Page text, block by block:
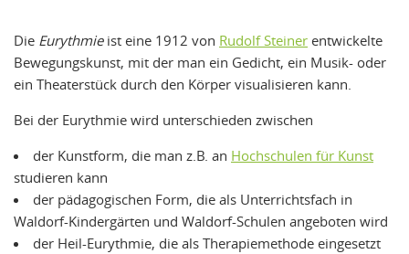
Die Eurythmie ist eine 1912 von Rudolf Steiner entwickelte
Bewegungskunst, mit der man ein Gedicht, ein Musik- oder
ein Theaterstück durch den Körper visualisieren kann.
Bei der Eurythmie wird unterschieden zwischen
der Kunstform, die man z.B. an Hochschulen für Kunst
studieren kann
der pädagogischen Form, die als Unterrichtsfach in
Waldorf-Kindergärten und Waldorf-Schulen angeboten wird
der Heil-Eurythmie, die als Therapiemethode eingesetzt